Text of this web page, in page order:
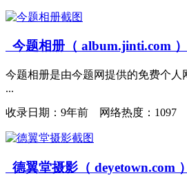
今题相册（ album.jinti.com ）
今题相册是由今题网提供的免费个
...
收录日期： 9年前 网络热度：1097
德翼堂摄影（ deyetown.com ）